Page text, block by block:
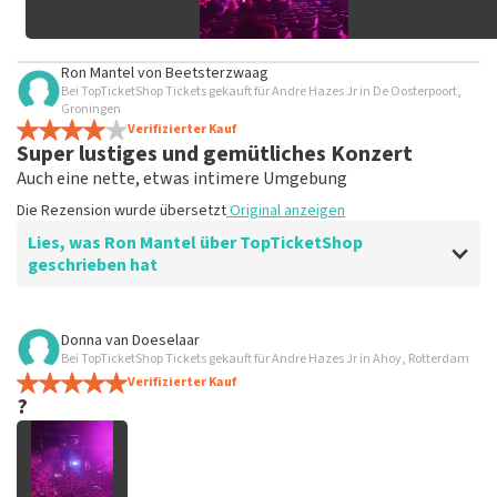
Ron Mantelvon Beetsterzwaag
Bei TopTicketShop Tickets gekauft für Andre Hazes Jr in De Oosterpoort,
Groningen
Verifizierter Kauf
Super lustiges und gemütliches Konzert
Auch eine nette, etwas intimere Umgebung
Die Rezension wurde übersetztOriginal anzeigen
Lies, was Ron Mantel über TopTicketShop
geschrieben hat
Bewertung von Ron Mantel über
Super lustig
Gut organisiert
Die Rezension wurde übersetzt
Donna van Doeselaar
Bei TopTicketShop Tickets gekauft für Andre Hazes Jr in Ahoy, Rotterdam
Verifizierter Kauf
?